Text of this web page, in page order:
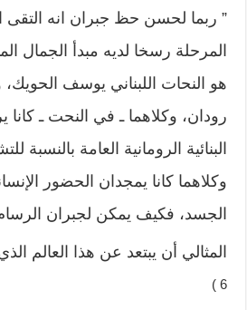
” ربما لحسن حظ جبران انه التقى
المرحلة رسخا لديه مبدأ الجمال
هو النحات اللبناني يوسف الحويك،
رودان، وكلاهما ـ في النحت ـ كانا
البنائية الرومانية العامة بالنسبة
وكلاهما كانا يمجدان الحضور
الجسد، فكيف يمكن لجبران
المثالي أن يبتعد عن هذا العالم
6 )